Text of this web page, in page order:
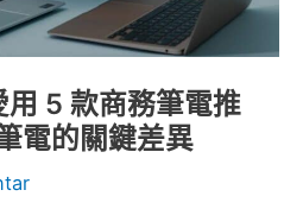
用 5 款商務筆電推
電的關鍵差異